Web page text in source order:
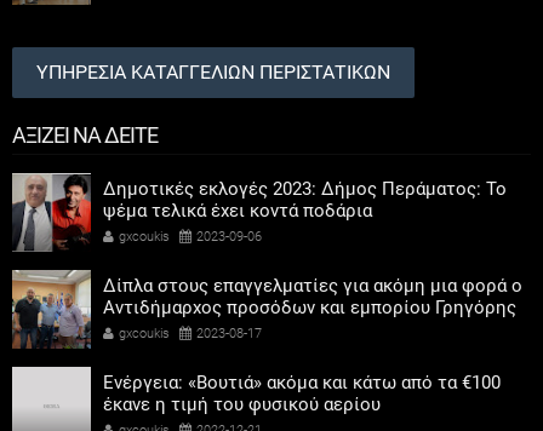
ΥΠΗΡΕΣΙΑ ΚΑΤΑΓΓΕΛΙΩΝ ΠΕΡΙΣΤΑΤΙΚΩΝ
ΑΞΙΖΕΙ ΝΑ ΔΕΙΤΕ
Δημοτικές εκλογές 2023: Δήμος Περάματος: Το
ψέμα τελικά έχει κοντά ποδάρια
gxcoukis 2023-09-06
Δίπλα στους επαγγελματίες για ακόμη μια φορά ο
Αντιδήμαρχος προσόδων και εμπορίου Γρηγόρης
Καψοκόλης
gxcoukis 2023-08-17
Ενέργεια: «Βουτιά» ακόμα και κάτω από τα €100
έκανε η τιμή του φυσικού αερίου